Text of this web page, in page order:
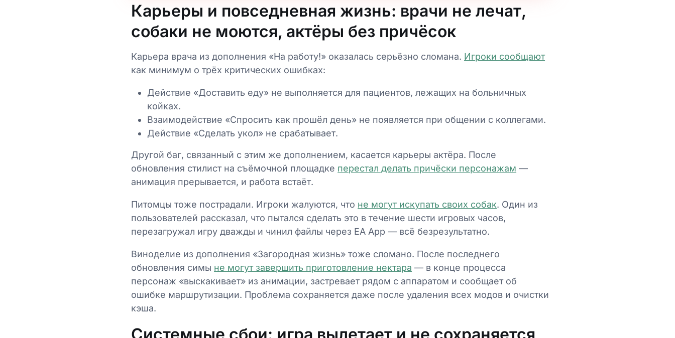
Карьеры и повседневная жизнь: врачи не лечат,
собаки не моются, актёры без причёсок
Карьера врача из дополнения «На работу!» оказалась серьёзно сломана. Игроки сообщают
как минимум о трёх критических ошибках:
Действие «Доставить еду» не выполняется для пациентов, лежащих на больничных
койках.
Взаимодействие «Спросить как прошёл день» не появляется при общении с коллегами.
Действие «Сделать укол» не срабатывает.
Другой баг, связанный с этим же дополнением, касается карьеры актёра. После
обновления стилист на съёмочной площадке перестал делать причёски персонажам —
анимация прерывается, и работа встаёт.
Питомцы тоже пострадали. Игроки жалуются, что не могут искупать своих собак. Один из
пользователей рассказал, что пытался сделать это в течение шести игровых часов,
перезагружал игру дважды и чинил файлы через EA App — всё безрезультатно.
Виноделие из дополнения «Загородная жизнь» тоже сломано. После последнего
обновления симы не могут завершить приготовление нектара — в конце процесса
персонаж «выскакивает» из анимации, застревает рядом с аппаратом и сообщает об
ошибке маршрутизации. Проблема сохраняется даже после удаления всех модов и очистки
кэша.